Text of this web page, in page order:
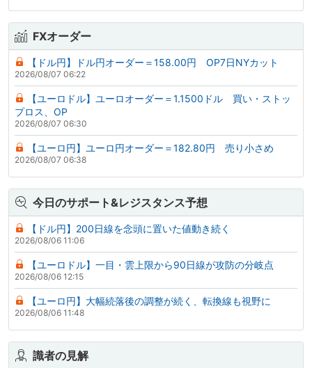
FXオーダー
【ドル円】ドル円オーダー＝158.00円 OP7日NYカット
2026/08/07 06:22
【ユーロドル】ユーロオーダー＝1.1500ドル 買い・ストッ
プロス、OP
2026/08/07 06:30
【ユーロ円】ユーロ円オーダー＝182.80円 売り小さめ
2026/08/07 06:38
今日のサポート&レジスタンス予想
【ドル円】200日線を念頭に置いた値動き続く
2026/08/06 11:06
【ユーロドル】一目・雲上限から90日線が攻防の分岐点
2026/08/06 12:15
【ユーロ円】大幅続落後の調整が続く、転換線も視野に
2026/08/06 11:48
識者の見解